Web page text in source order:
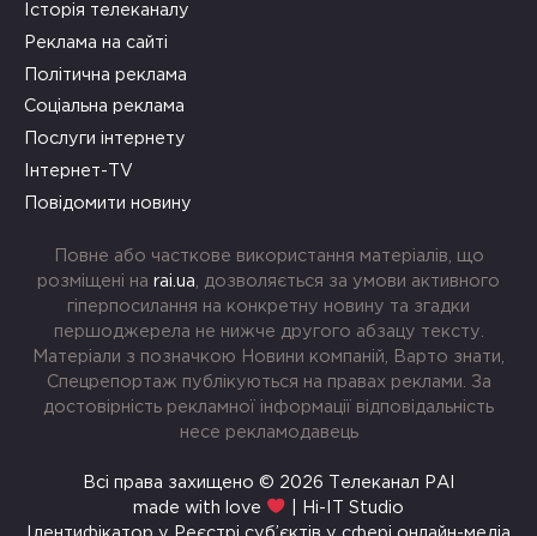
Історія телеканалу
Реклама на сайті
Політична реклама
Соціальна реклама
Послуги інтернету
Інтернет-TV
Повідомити новину
Повне або часткове використання матеріалів, що
розміщені на rai.ua , дозволяється за умови активного
гіперпосилання на конкретну новину та згадки
першоджерела не нижче другого абзацу тексту.
Матеріали з позначкою Новини компаній, Варто знати,
Спецрепортаж публікуються на правах реклами. За
достовірність рекламної інформації відповідальність
несе рекламодавець
Всі права захищено © 2026 Телеканал РАІ
made with love
| Hi-IT Studio
Ідентифікатор у Реєстрі суб’єктів у сфері онлайн-медіа